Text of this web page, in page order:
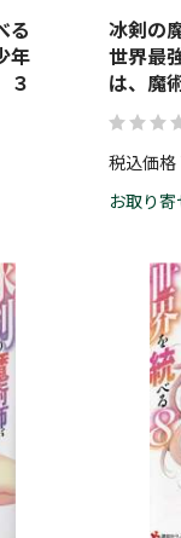
リセット
る
年
３
冰剣の
世界最
は、魔
税込価格
お取り